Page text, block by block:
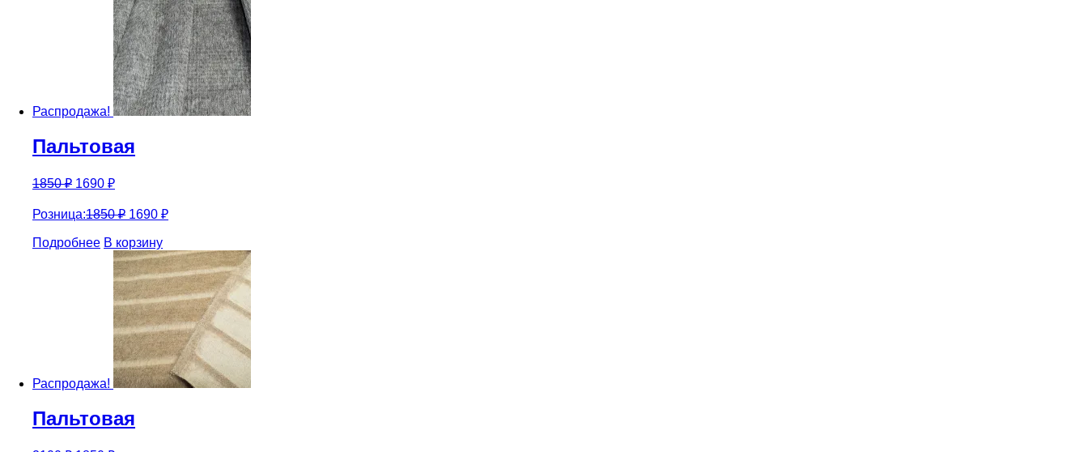
Распродажа!
Пальтовая
1850₽ 1690 ₽
Розница:1850₽ 1690 ₽
Подробнее В корзину
Распродажа!
Пальтовая